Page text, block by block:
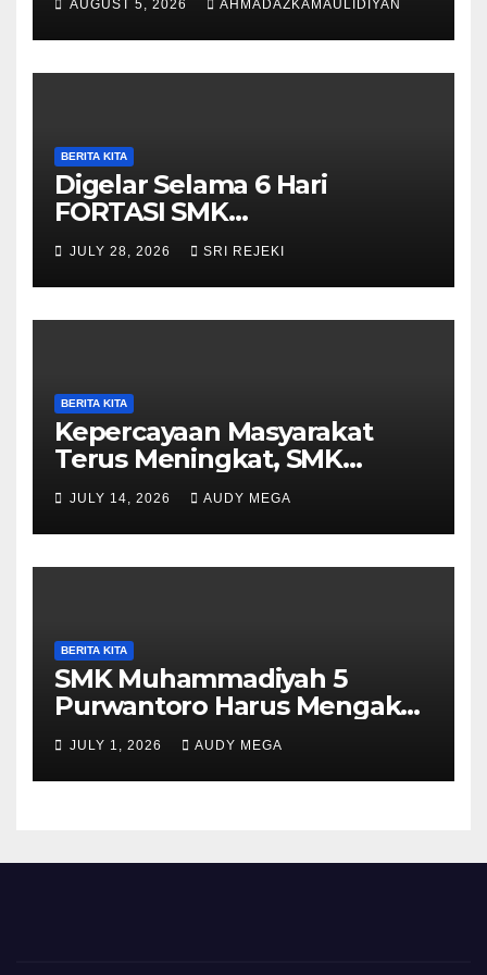
Pengibar Bendera HUT ke-81
RI Tingkat Kecamatan
Purwantoro
AUGUST 5, 2026 AHMADAZKAMAULIDIYAN
BERITA KITA
Digelar Selama 6 Hari
FORTASI SMK
Muhammadiyah 5
Purwantoro Berjalan Lancar,
Meriah, dan Penuh
Semangat
JULY 28, 2026 SRI REJEKI
BERITA KITA
Kepercayaan Masyarakat
Terus Meningkat, SMK
Muhammadiyah 5
Purwantoro Sambut 376
Peserta Didik Baru
JULY 14, 2026 AUDY MEGA
BERITA KITA
SMK Muhammadiyah 5
Purwantoro Harus Mengakui
Keunggulan Galasiswa
Slogohimo di Ajang Sinergi
Jetak (Sinje) Minisoccer 2
JULY 1, 2026 AUDY MEGA